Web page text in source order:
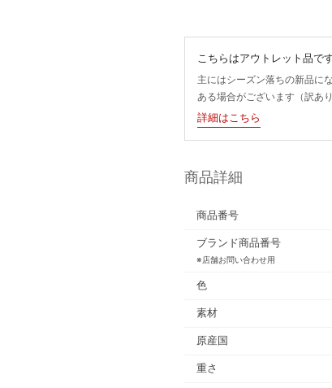
こちらはアウトレット品です
主にはシーズン落ちの新品に
ある場合がございます（訳あ
詳細はこちら
商品詳細
商品番号
ブランド商品番号
※店舗お問い合わせ用
色
素材
原産国
重さ